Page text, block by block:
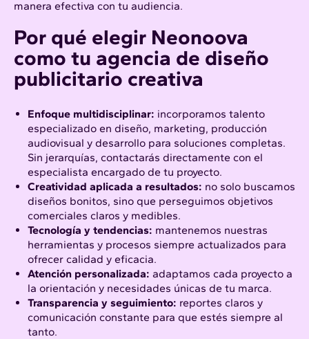
manera efectiva con tu audiencia.
Por qué elegir Neonoova
como tu agencia de diseño
publicitario creativa
Enfoque multidisciplinar: incorporamos talento
especializado en diseño, marketing, producción
audiovisual y desarrollo para soluciones completas.
Sin jerarquías, contactarás directamente con el
especialista encargado de tu proyecto.
Creatividad aplicada a resultados: no solo buscamos
diseños bonitos, sino que perseguimos objetivos
comerciales claros y medibles.
Tecnología y tendencias: mantenemos nuestras
herramientas y procesos siempre actualizados para
ofrecer calidad y eficacia.
Atención personalizada: adaptamos cada proyecto a
la orientación y necesidades únicas de tu marca.
Transparencia y seguimiento: reportes claros y
comunicación constante para que estés siempre al
tanto.